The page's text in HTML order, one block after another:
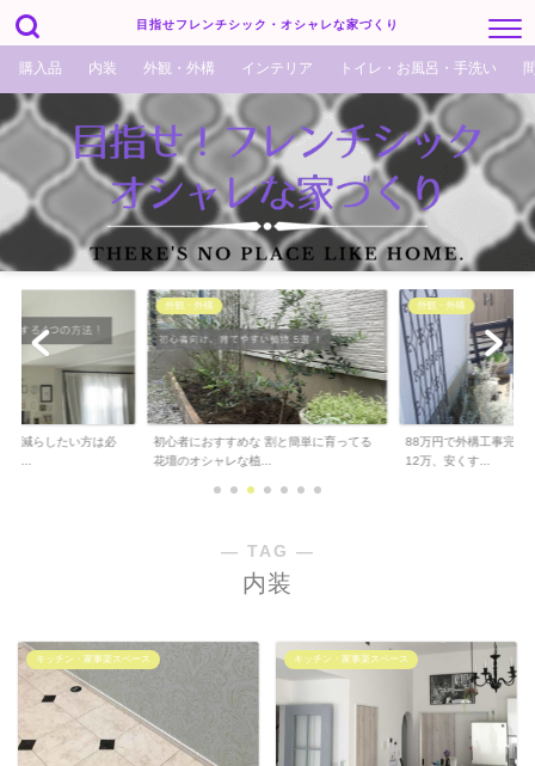
目指せフレンチシック・オシャレな家づくり
購入品 内装 外観・外構 インテリア トイレ・お風呂・手洗い
も減らしたい方は必
ら...
外観・外構
初心者におすすめな 割と簡単に育ってる
花壇のオシャレな植...
外観・外構
88万円で外構工事完了
12万、安くす...
― TAG ―
内装
キッチン・家事楽スペース キッチン・家事楽スペース